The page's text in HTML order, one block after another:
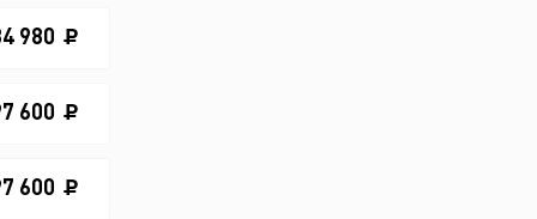
980
600
600